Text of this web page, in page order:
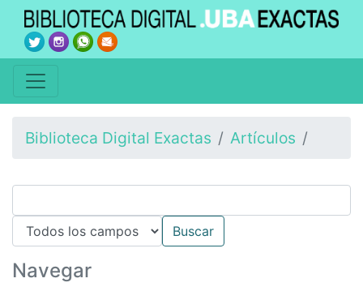
Biblioteca Digital Exactas Artículos
Navegar